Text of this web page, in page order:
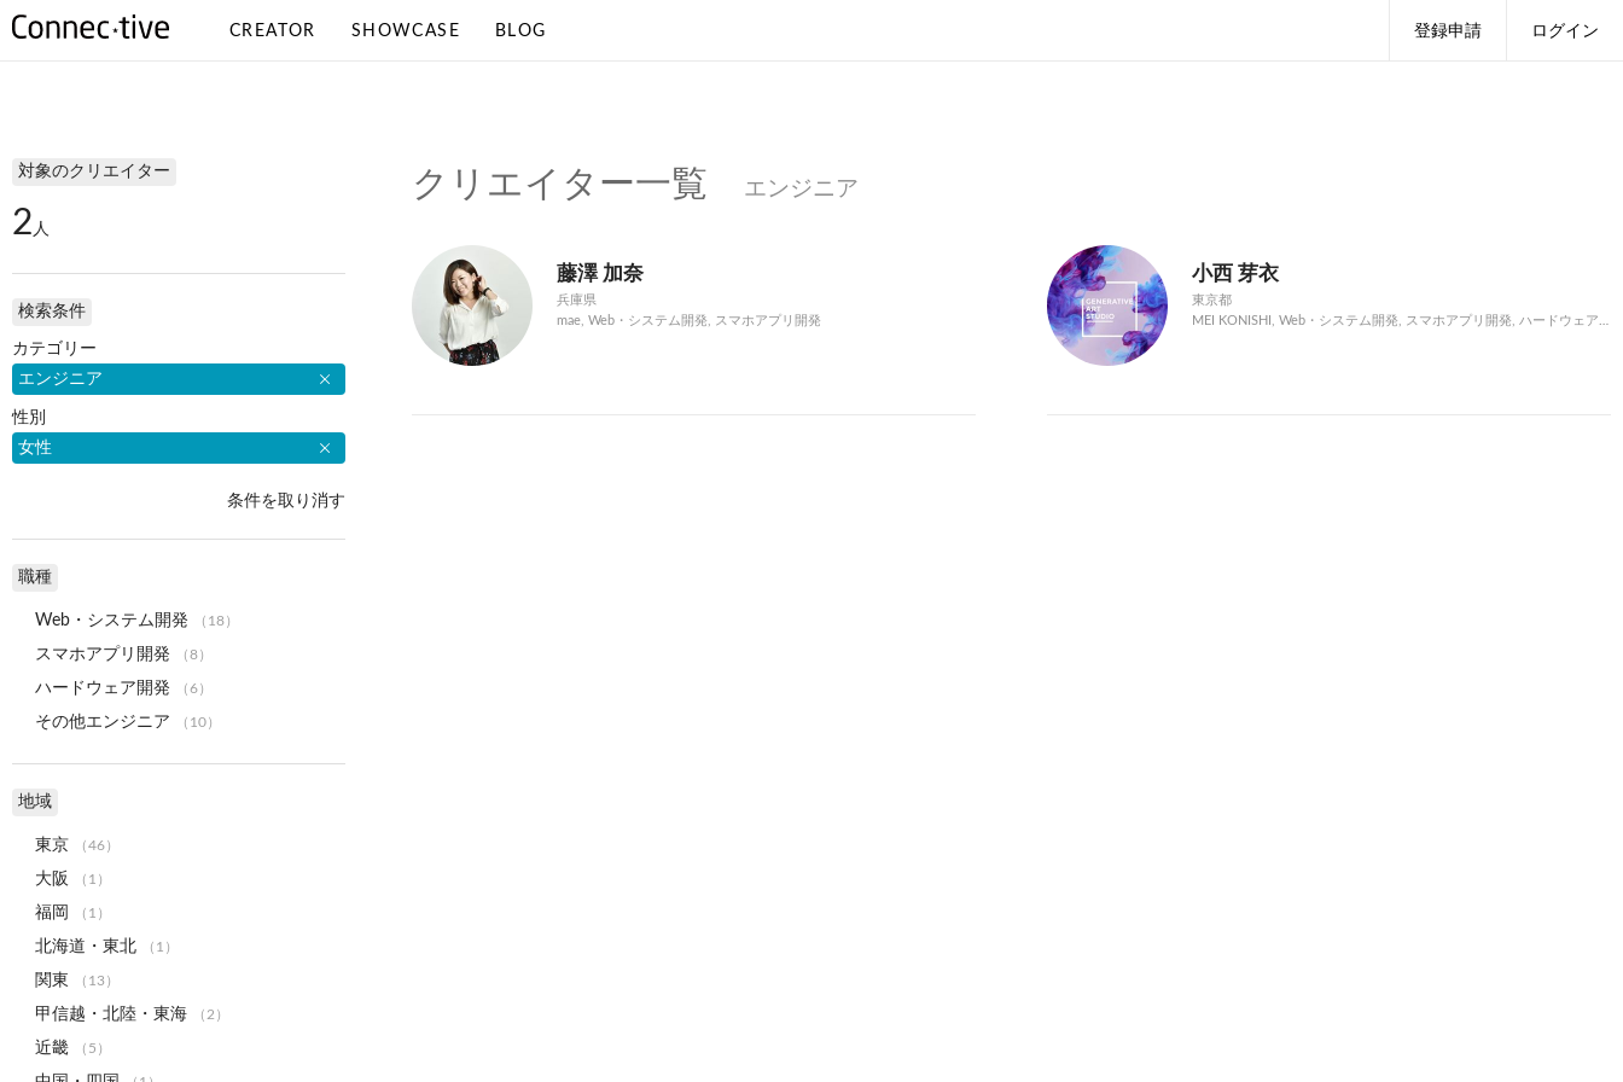
CREATOR SHOWCASE BLOG 登録申請 ログイン
検索条件
クリエイター一覧 エンジニア
藤澤 加奈
兵庫県
mae, Web・システム開発, スマホアプリ開発
小西 芽衣
東京都
対象のクリエイター
2 人
検索条件
カテゴリー
エンジニア
性別
女性
条件を取り消す
職種
Web・システム開発 （18）
スマホアプリ開発 （8）
ハードウェア開発 （6）
その他エンジニア （10）
地域
東京 （46）
大阪 （1）
福岡 （1）
北海道・東北 （1）
関東 （13）
甲信越・北陸・東海 （2）
近畿 （5）